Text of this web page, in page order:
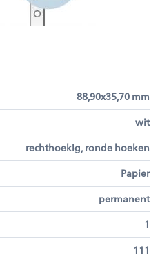
88,90x35,70 mm
wit
rechthoekig, ronde hoeken
Papier
permanent
1
111